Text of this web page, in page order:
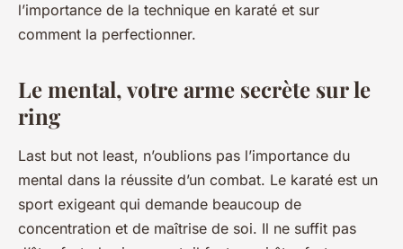
l’importance de la technique en karaté et sur
comment la perfectionner.
Le mental, votre arme secrète sur le
ring
Last but not least, n’oublions pas l’importance du
mental dans la réussite d’un combat. Le karaté est un
sport exigeant qui demande beaucoup de
concentration et de maîtrise de soi. Il ne suffit pas